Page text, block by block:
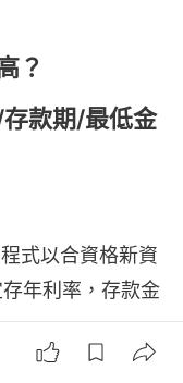
？
款期/最低金
式以合資格新資
年利率，存款金